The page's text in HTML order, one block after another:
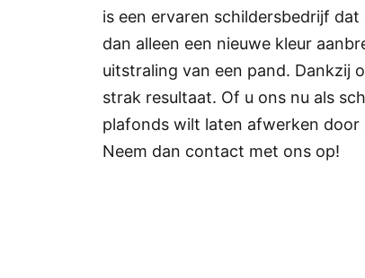
is een ervaren schildersbedrijf
dan alleen een nieuwe kleur
uitstraling van een pand. Dankzij
strak resultaat. Of u ons nu als
plafonds wilt laten afwerken door
Neem dan contact met ons op!